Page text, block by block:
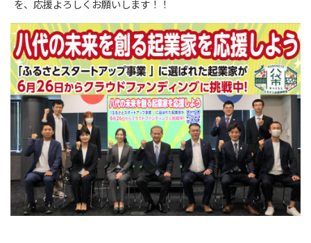
を、応援よろしくお願いします！！